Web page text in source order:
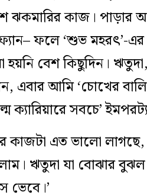
ঝকমারির কাজ।
ফলে ‘শুভ মহরৎ’-
হয়নি বেশ কিছুদিন।
এবার আমি ‘চোখের
সবচে’
কাজটা এত ভালো লাগছে,
ঋতুদা যা বোঝার
ভেবে।’